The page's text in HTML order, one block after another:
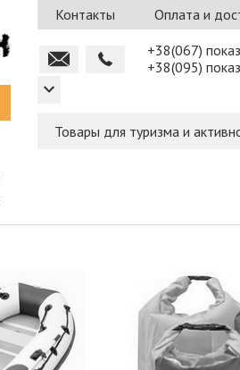
Контакты Оплата и
+38(067)
+38(095)
Товары для туризма и